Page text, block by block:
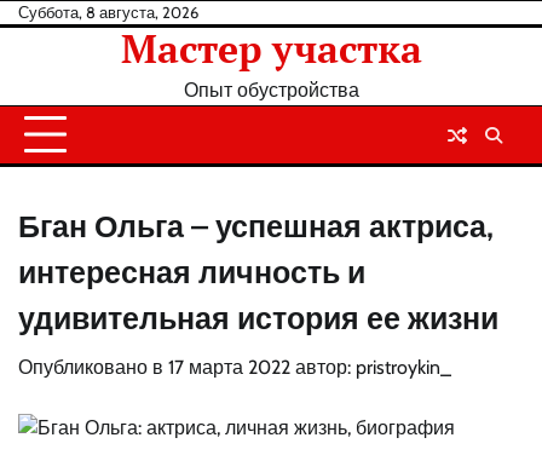
Перейти
Суббота, 8 августа, 2026
Мастер участка
Опыт обустройства
Бган Ольга – успешная актриса,
интересная личность и
удивительная история ее жизни
Опубликовано в 17 марта 2022 автор: pristroykin_